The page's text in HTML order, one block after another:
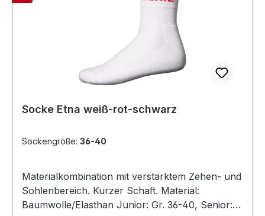
Socke Etna weiß-rot-schwarz
Sockengröße: 36-40
Materialkombination mit verstärktem Zehen- und
Sohlenbereich. Kurzer Schaft. Material:
Baumwolle/Elasthan Junior: Gr. 36-40, Senior: